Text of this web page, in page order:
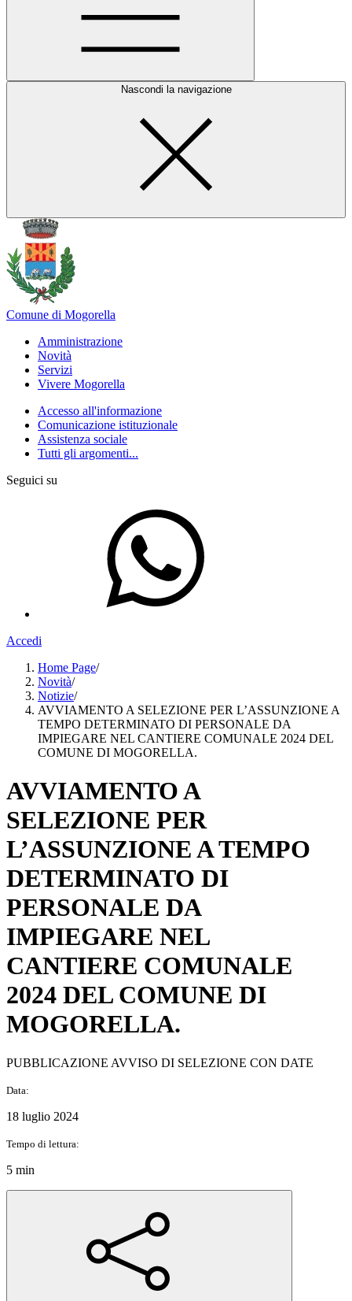
Nascondi la navigazione
Comune di Mogorella
Amministrazione
Novità
Servizi
Vivere Mogorella
Accesso all'informazione
Comunicazione istituzionale
Assistenza sociale
Tutti gli argomenti...
Seguici su
Accedi
Home Page/
Novità/
Notizie/
AVVIAMENTO A SELEZIONE PER L’ASSUNZIONE A
TEMPO DETERMINATO DI PERSONALE DA
IMPIEGARE NEL CANTIERE COMUNALE 2024 DEL
COMUNE DI MOGORELLA.
AVVIAMENTO A
SELEZIONE PER
L’ASSUNZIONE A TEMPO
DETERMINATO DI
PERSONALE DA
IMPIEGARE NEL
CANTIERE COMUNALE
2024 DEL COMUNE DI
MOGORELLA.
PUBBLICAZIONE AVVISO DI SELEZIONE CON DATE
Data:
18 luglio 2024
Tempo di lettura:
5 min